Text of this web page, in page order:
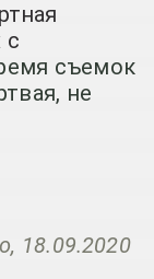
с
съемок
не
18.09.2020